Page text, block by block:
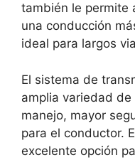
también le permite
una conducción
ideal para largos
El sistema de
amplia variedad
manejo, mayor
para el conductor.
excelente opción